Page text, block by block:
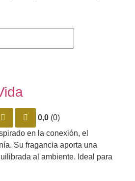
0,0 (0)
en la conexión, el
Su fragancia aporta una
al ambiente. Ideal para